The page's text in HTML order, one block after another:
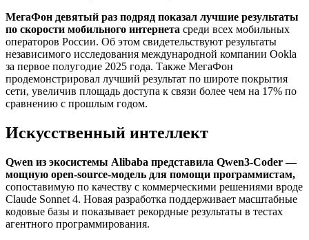
МегаФон девятый раз подряд показал лучшие результаты
по скорости мобильного интернета среди всех мобильных
операторов России. Об этом свидетельствуют результаты
независимого исследования международной компании Ookla
за первое полугодие 2025 года. Также МегаФон
продемонстрировал лучший результат по широте покрытия
сети, увеличив площадь доступа к связи более чем на 17% по
сравнению с прошлым годом.
Искусственный интеллект
Qwen из экосистемы Alibaba представила Qwen3-Coder —
мощную open-source-модель для помощи программистам,
сопоставимую по качеству с коммерческими решениями вроде
Claude Sonnet 4. Новая разработка поддерживает масштабные
кодовые базы и показывает рекордные результаты в тестах
агентного программирования.